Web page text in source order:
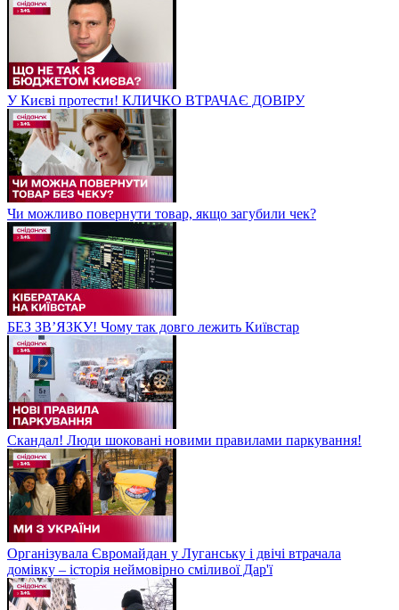
У Києві протести! КЛИЧКО ВТРАЧАЄ ДОВІРУ
Чи можливо повернути товар, якщо загубили чек?
БЕЗ ЗВʼЯЗКУ! Чому так довго лежить Київстар
Скандал! Люди шоковані новими правилами паркування!
Організувала Євромайдан у Луганську і двічі втрачала
домівку – історія неймовірно сміливої Дар'ї